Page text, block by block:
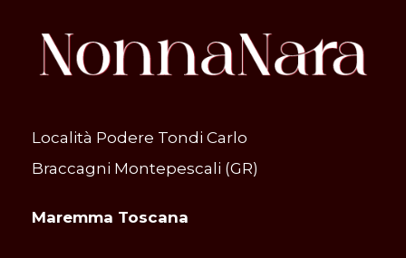
Località Podere Tondi Carlo
Braccagni Montepescali (GR)
Maremma Toscana